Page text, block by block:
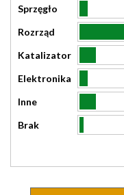
Sprzęgło
Rozrząd
Katalizator
Elektronika
Inne
Brak